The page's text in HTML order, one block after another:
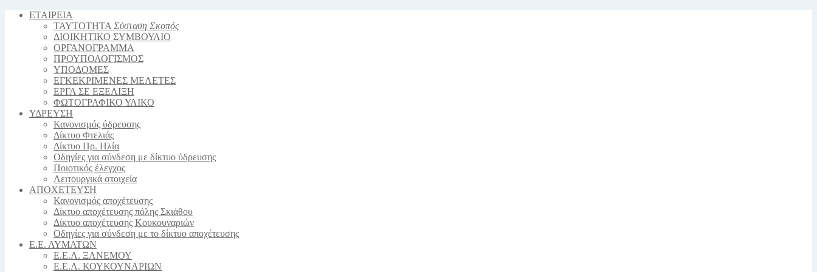
ΕΤΑΙΡΕΙΑ
ΤΑΥΤΟΤΗΤΑ Σύσταση Σκοπός
ΔΙΟΙΚΗΤΙΚΟ ΣΥΜΒΟΥΛΙΟ
ΟΡΓΑΝΟΓΡΑΜΜΑ
ΠΡΟΥΠΟΛΟΓΙΣΜΟΣ
YΠΟΔΟΜΕΣ
ΕΓΚΕΚΡΙΜΕΝΕΣ ΜΕΛΕΤΕΣ
ΕΡΓΑ ΣΕ ΕΞΕΛΙΞΗ
ΦΩΤΟΓΡΑΦΙΚΟ ΥΛΙΚΟ
ΥΔΡΕΥΣΗ
Κανονισμός ύδρευσης
Δίκτυο Φτελιάς
Δίκτυο Πρ. Ηλία
Οδηγίες για σύνδεση με δίκτυο ύδρευσης
Ποιοτικός έλεγχος
Λειτουργικά στοιχεία
ΑΠΟΧΕΤΕΥΣΗ
Κανονισμός αποχέτευσης
Δίκτυο αποχέτευσης πόλης Σκιάθου
Δίκτυο αποχέτευσης Κουκουναριών
Οδηγίες για σύνδεση με το δίκτυο αποχέτευσης
Ε.Ε. ΛΥΜΑΤΩΝ
Ε.Ε.Λ. ΞΑΝΕΜΟΥ
Ε.Ε.Λ. ΚΟΥΚΟΥΝΑΡΙΩΝ